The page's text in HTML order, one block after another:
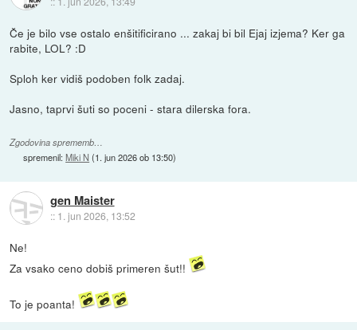
Če je bilo vse ostalo enšitificirano ... zakaj bi bil Ejaj izjema? Ker ga
rabite, LOL? :D
Sploh ker vidiš podoben folk zadaj.
Jasno, taprvi šuti so poceni - stara dilerska fora.
Zgodovina sprememb…
spremenil:Miki N (1. jun 2026 ob 13:50)
gen Maister
:: 1. jun 2026, 13:52
Ne!
Za vsako ceno dobiš primeren šut!!
To je poanta!